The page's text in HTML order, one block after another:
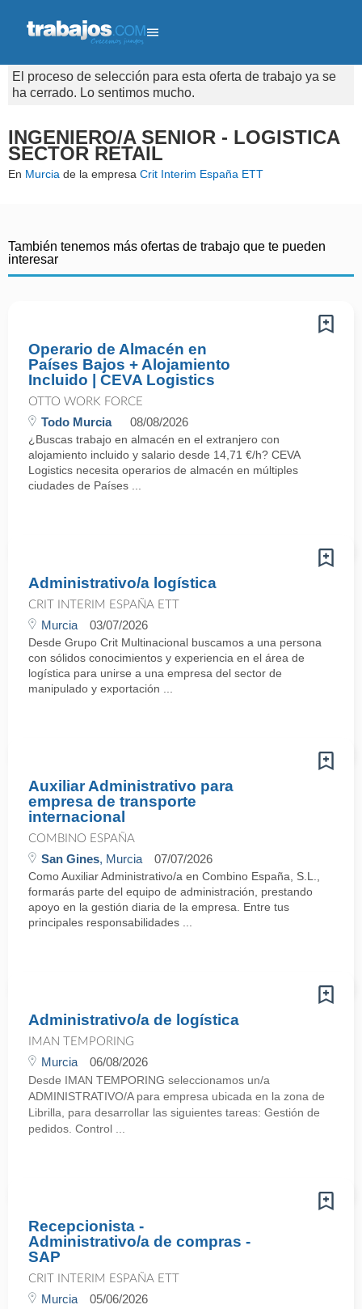
El proceso de selección para esta oferta de trabajo ya se
ha cerrado. Lo sentimos mucho.
INGENIERO/A SENIOR - LOGISTICA
SECTOR RETAIL
En Murcia de la empresa Crit Interim España ETT
También tenemos más ofertas de trabajo que te pueden
interesar
Operario de Almacén en
Países Bajos + Alojamiento
Incluido | CEVA Logistics
OTTO WORK FORCE
Todo Murcia 08/08/2026
¿Buscas trabajo en almacén en el extranjero con
alojamiento incluido y salario desde 14,71 €/h? CEVA
Logistics necesita operarios de almacén en múltiples
ciudades de Países ...
Administrativo/a logística
CRIT INTERIM ESPAÑA ETT
Murcia 03/07/2026
Desde Grupo Crit Multinacional buscamos a una persona
con sólidos conocimientos y experiencia en el área de
logística para unirse a una empresa del sector de
manipulado y exportación ...
Auxiliar Administrativo para
empresa de transporte
internacional
COMBINO ESPAÑA
San Gines, Murcia 07/07/2026
Como Auxiliar Administrativo/a en Combino España, S.L.,
formarás parte del equipo de administración, prestando
apoyo en la gestión diaria de la empresa. Entre tus
principales responsabilidades ...
Administrativo/a de logística
IMAN TEMPORING
Murcia 06/08/2026
Desde IMAN TEMPORING seleccionamos un/a
ADMINISTRATIVO/A para empresa ubicada en la zona de
Librilla, para desarrollar las siguientes tareas: Gestión de
pedidos. Control ...
Recepcionista -
Administrativo/a de compras -
SAP
CRIT INTERIM ESPAÑA ETT
Murcia 05/06/2026